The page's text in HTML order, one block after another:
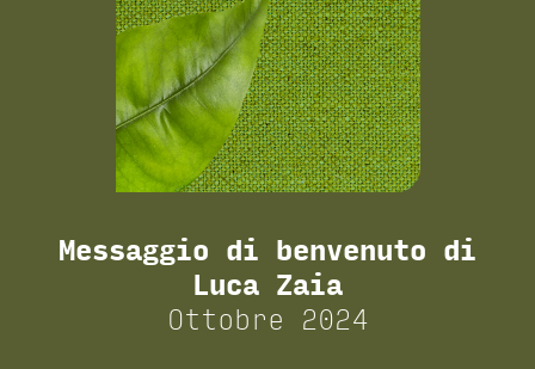
Messaggio di benvenuto di
Luca Zaia
Ottobre 2024